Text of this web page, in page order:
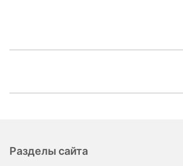
Разделы сайта